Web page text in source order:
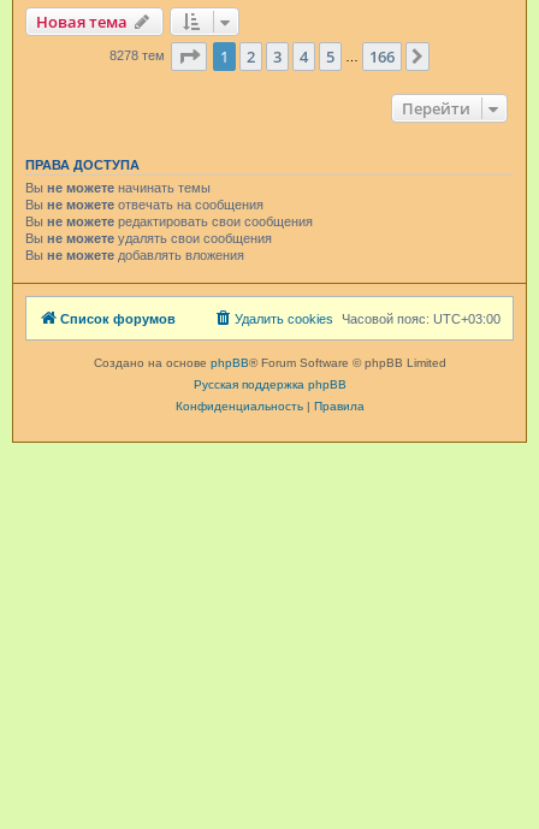
Новая тема
8278 тем Страница из 166
1 2 3 4 5 166
Перейти
ПРАВА ДОСТУПА
Вы не можете начинать темы
Вы не можете отвечать на сообщения
Вы не можете редактировать свои сообщения
Вы не можете удалять свои сообщения
Вы не можете добавлять вложения
Список форумов Часовой пояс: UTC+03:00
Удалить cookies
Создано на основе phpBB® Forum Software © phpBB Limited
Русская поддержка phpBB
Конфиденциальность| Правила